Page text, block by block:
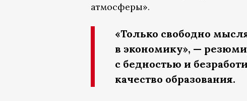
атмосферы».
«Только свободно
в экономику», —
с бедностью и
качество образования.